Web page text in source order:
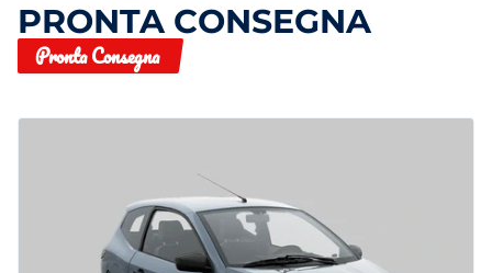
PRONTA CONSEGNA
Pronta Consegna